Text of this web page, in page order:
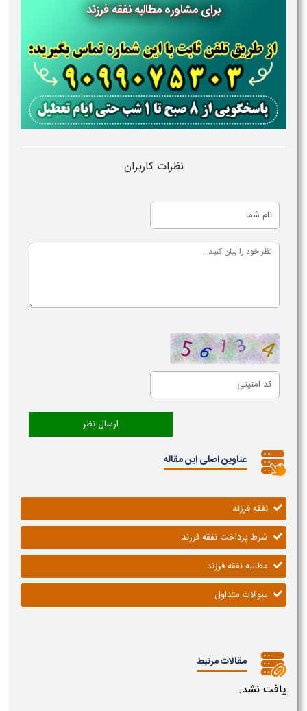
برای مشاوره مطالبه نفقه فرزند
نظرات کاربران
عناوین اصلی این مقاله
نفقه فرزند
شرط پرداخت نفقه فرزند
مطالبه نفقه فرزند
سوالات متداول
مقالات مرتبط
یافت نشد.